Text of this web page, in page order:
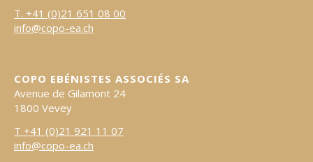
T. +41 (0)21 651 08 00
info@copo-ea.ch
COPO EBÉNISTES ASSOCIÉS SA
Avenue de Gilamont 24
1800 Vevey
T +41 (0)21 921 11 07
info@copo-ea.ch